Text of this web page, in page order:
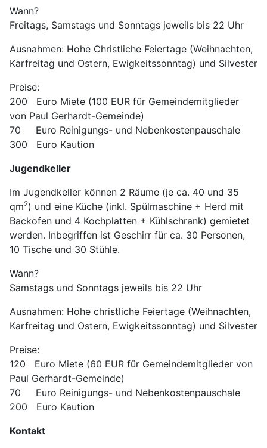
Wann?
Freitags, Samstags und Sonntags jeweils bis 22 Uhr
Ausnahmen: Hohe Christliche Feiertage (Weihnachten,
Karfreitag und Ostern, Ewigkeitssonntag) und Silvester
Preise:
200 Euro Miete (100 EUR für Gemeindemitglieder
von Paul Gerhardt-Gemeinde)
70 Euro Reinigungs- und Nebenkostenpauschale
300 Euro Kaution
Jugendkeller
Im Jugendkeller können 2 Räume (je ca. 40 und 35
qm2) und eine Küche (inkl. Spülmaschine + Herd mit
Backofen und 4 Kochplatten + Kühlschrank) gemietet
werden. Inbegriffen ist Geschirr für ca. 30 Personen,
10 Tische und 30 Stühle.
Wann?
Samstags und Sonntags jeweils bis 22 Uhr
Ausnahmen: Hohe christliche Feiertage (Weihnachten,
Karfreitag und Ostern, Ewigkeitssonntag) und Silvester
Preise:
120 Euro Miete (60 EUR für Gemeindemitglieder von
Paul Gerhardt-Gemeinde)
70 Euro Reinigungs- und Nebenkostenpauschale
200 Euro Kaution
Kontakt